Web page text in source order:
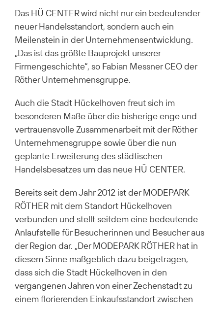
Das HÜ CENTER wird nicht nur ein bedeutender
neuer Handelsstandort, sondern auch ein
Meilenstein in der Unternehmensentwicklung.
„Das ist das größte Bauprojekt unserer
Firmengeschichte“, so Fabian Messner CEO der
Röther Unternehmensgruppe.
Auch die Stadt Hückelhoven freut sich im
besonderen Maße über die bisherige enge und
vertrauensvolle Zusammenarbeit mit der Röther
Unternehmensgruppe sowie über die nun
geplante Erweiterung des städtischen
Handelsbesatzes um das neue HÜ CENTER.
Bereits seit dem Jahr 2012 ist der MODEPARK
RÖTHER mit dem Standort Hückelhoven
verbunden und stellt seitdem eine bedeutende
Anlaufstelle für Besucherinnen und Besucher aus
der Region dar. „Der MODEPARK RÖTHER hat in
diesem Sinne maßgeblich dazu beigetragen,
dass sich die Stadt Hückelhoven in den
vergangenen Jahren von einer Zechenstadt zu
einem florierenden Einkaufsstandort zwischen